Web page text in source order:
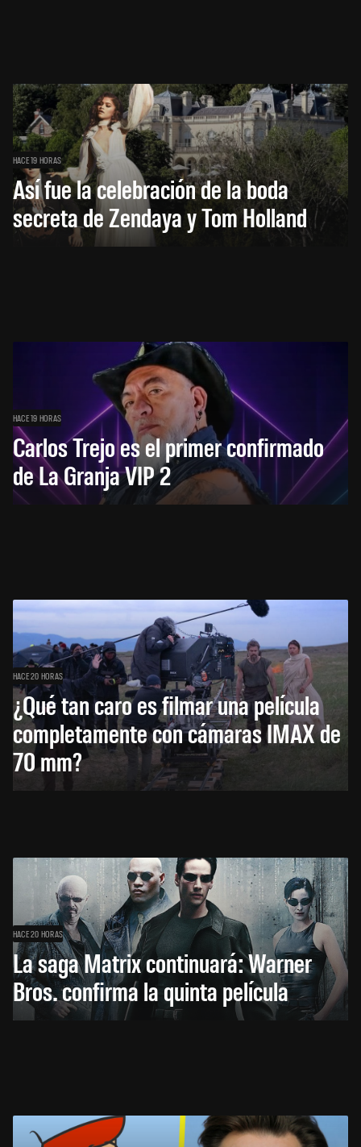
HACE 19 HORAS
Así fue la celebración de la boda
secreta de Zendaya y Tom Holland
HACE 19 HORAS
Carlos Trejo es el primer confirmado
de La Granja VIP 2
HACE 20 HORAS
¿Qué tan caro es filmar una película
completamente con cámaras IMAX de
70 mm?
HACE 20 HORAS
La saga Matrix continuará: Warner
Bros. confirma la quinta película